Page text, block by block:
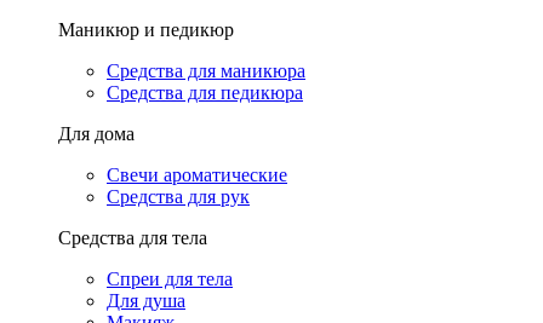
Маникюр и педикюр
Средства для маникюра
Средства для педикюра
Для дома
Свечи ароматические
Средства для рук
Средства для тела
Спреи для тела
Для душа